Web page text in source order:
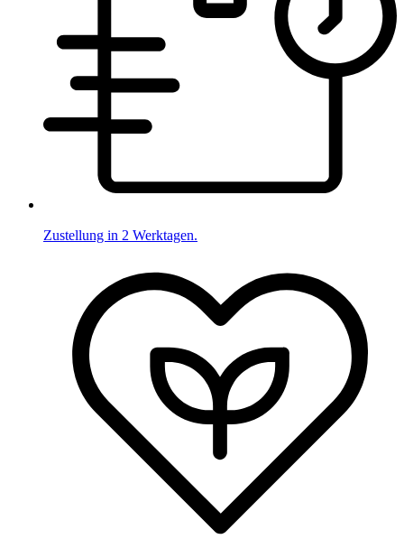
Zustellung in 2 Werktagen.